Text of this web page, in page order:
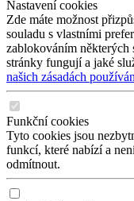
Nastavení cookies
Zde máte možnost
souladu s vlastními
zablokováním
stránky fungují a jaké
našich zásadách
Funkční cookies
Tyto cookies jsou
funkcí, které nabízí a
odmítnout.